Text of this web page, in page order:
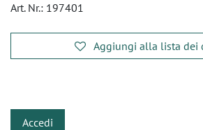
Art. Nr.: 197401
Aggiungi alla lista dei
Accedi